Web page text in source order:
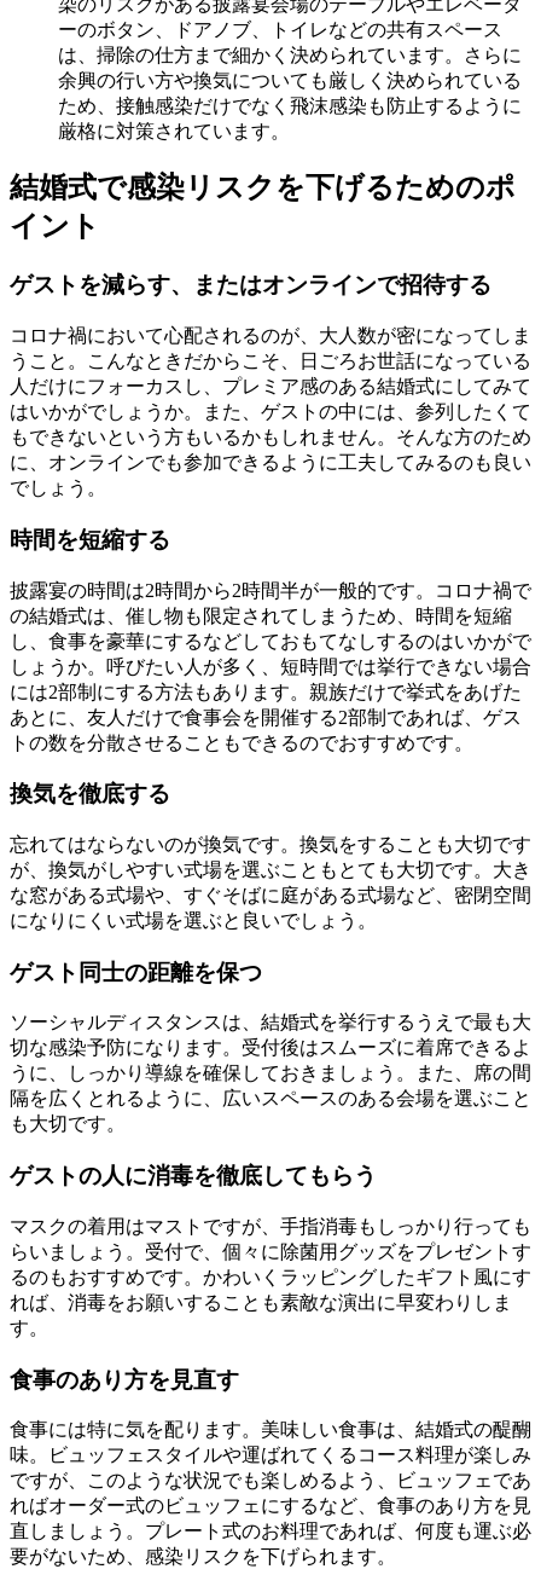
ーのボタン、ドアノブ、トイレなどの共有スペース
は、掃除の仕方まで細かく決められています。さらに
余興の行い方や換気についても厳しく決められている
ため、接触感染だけでなく飛沫感染も防止するように
厳格に対策されています。
結婚式で感染リスクを下げるためのポ
イント
ゲストを減らす、またはオンラインで招待する
コロナ禍において心配されるのが、大人数が密になってしま
うこと。こんなときだからこそ、日ごろお世話になっている
人だけにフォーカスし、プレミア感のある結婚式にしてみて
はいかがでしょうか。また、ゲストの中には、参列したくて
もできないという方もいるかもしれません。そんな方のため
に、オンラインでも参加できるように工夫してみるのも良い
でしょう。
時間を短縮する
披露宴の時間は2時間から2時間半が一般的です。コロナ禍で
の結婚式は、催し物も限定されてしまうため、時間を短縮
し、食事を豪華にするなどしておもてなしするのはいかがで
しょうか。呼びたい人が多く、短時間では挙行できない場合
には2部制にする方法もあります。親族だけで挙式をあげた
あとに、友人だけで食事会を開催する2部制であれば、ゲス
トの数を分散させることもできるのでおすすめです。
換気を徹底する
忘れてはならないのが換気です。換気をすることも大切です
が、換気がしやすい式場を選ぶこともとても大切です。大き
な窓がある式場や、すぐそばに庭がある式場など、密閉空間
になりにくい式場を選ぶと良いでしょう。
ゲスト同士の距離を保つ
ソーシャルディスタンスは、結婚式を挙行するうえで最も大
切な感染予防になります。受付後はスムーズに着席できるよ
うに、しっかり導線を確保しておきましょう。また、席の間
隔を広くとれるように、広いスペースのある会場を選ぶこと
も大切です。
ゲストの人に消毒を徹底してもらう
マスクの着用はマストですが、手指消毒もしっかり行っても
らいましょう。受付で、個々に除菌用グッズをプレゼントす
るのもおすすめです。かわいくラッピングしたギフト風にす
れば、消毒をお願いすることも素敵な演出に早変わりしま
す。
食事のあり方を見直す
食事には特に気を配ります。美味しい食事は、結婚式の醍醐
味。ビュッフェスタイルや運ばれてくるコース料理が楽しみ
ですが、このような状況でも楽しめるよう、ビュッフェであ
ればオーダー式のビュッフェにするなど、食事のあり方を見
直しましょう。プレート式のお料理であれば、何度も運ぶ必
要がないため、感染リスクを下げられます。